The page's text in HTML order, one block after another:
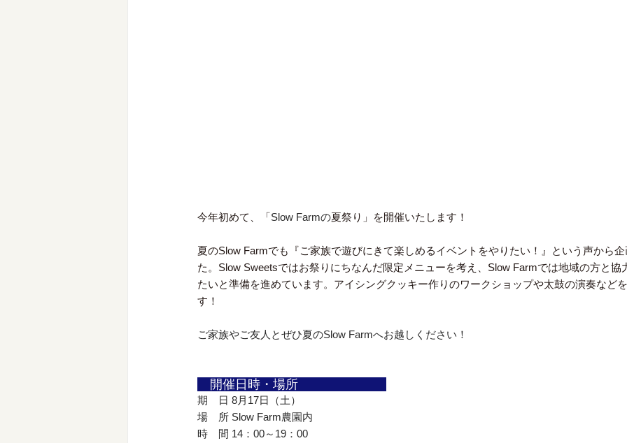
今年初めて、「Slow Farmの夏祭り」を開催いたします！
夏のSlow Farmでも『ご家族で遊びにきて楽しめるイベントをやりたい！』という声から
た。Slow Sweetsではお祭りにちなんだ限定メニューを考え、Slow Farmでは地域の方と協
たいと準備を進めています。アイシングクッキー作りのワークショップや太鼓の演奏など
す！
ご家族やご友人とぜひ夏のSlow Farmへお越しください！
開催日時・場所
期　日 8月17日（土）
場　所 Slow Farm農園内
時　間 14：00～19：00